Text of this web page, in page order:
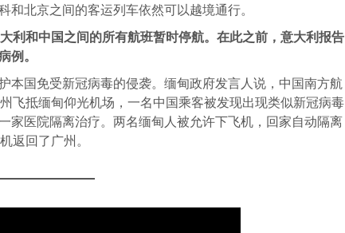
和北京之间的客运列车依然可以越境通行。
利和中国之间的所有航班暂时停航。在此之前，意大利报告
例。
本国免受新冠病毒的侵袭。缅甸政府发言人说，中国南方航
飞抵缅甸仰光机场，一名中国乘客被发现出现类似新冠病毒
家医院隔离治疗。两名缅甸人被允许下飞机，回家自动隔离
返回了广州。